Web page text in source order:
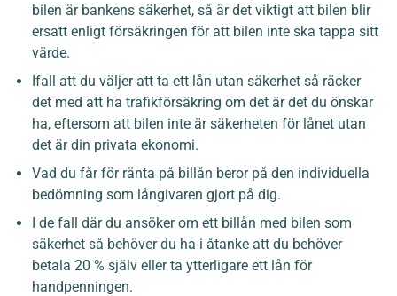
bilen är bankens säkerhet, så är det viktigt att bilen blir
ersatt enligt försäkringen för att bilen inte ska tappa sitt
värde.
Ifall att du väljer att ta ett lån utan säkerhet så räcker
det med att ha trafikförsäkring om det är det du önskar
ha, eftersom att bilen inte är säkerheten för lånet utan
det är din privata ekonomi.
Vad du får för ränta på billån beror på den individuella
bedömning som långivaren gjort på dig.
I de fall där du ansöker om ett billån med bilen som
säkerhet så behöver du ha i åtanke att du behöver
betala 20 % själv eller ta ytterligare ett lån för
handpenningen.